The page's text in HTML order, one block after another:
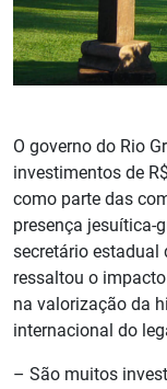
O governo do Rio
investimentos de
como parte das
presença jesuítica-
secretário estadual
ressaltou o
na valorização da
internacional do
– São muitos